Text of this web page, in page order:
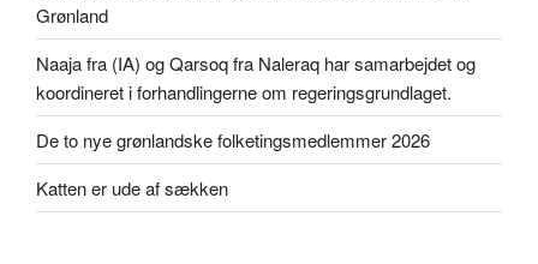
Grønland
Naaja fra (IA) og Qarsoq fra Naleraq har samarbejdet og
koordineret i forhandlingerne om regeringsgrundlaget.
De to nye grønlandske folketingsmedlemmer 2026
Katten er ude af sækken